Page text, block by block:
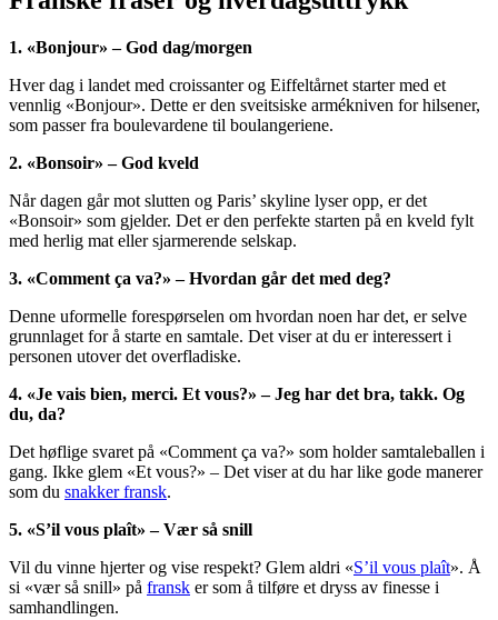
1. «Bonjour» – God dag/morgen
Hver dag i landet med croissanter og Eiffeltårnet starter med et
vennlig «Bonjour». Dette er den sveitsiske armékniven for hilsener,
som passer fra boulevardene til boulangeriene.
2. «Bonsoir» – God kveld
Når dagen går mot slutten og Paris’ skyline lyser opp, er det
«Bonsoir» som gjelder. Det er den perfekte starten på en kveld fylt
med herlig mat eller sjarmerende selskap.
3. «Comment ça va?» – Hvordan går det med deg?
Denne uformelle forespørselen om hvordan noen har det, er selve
grunnlaget for å starte en samtale. Det viser at du er interessert i
personen utover det overfladiske.
4. «Je vais bien, merci. Et vous?» – Jeg har det bra, takk. Og
du, da?
Det høflige svaret på «Comment ça va?» som holder samtaleballen i
gang. Ikke glem «Et vous?» – Det viser at du har like gode manerer
som du snakker fransk.
5. «S’il vous plaît» – Vær så snill
Vil du vinne hjerter og vise respekt? Glem aldri «S’il vous plaît». Å
si «vær så snill» på fransk er som å tilføre et dryss av finesse i
samhandlingen.